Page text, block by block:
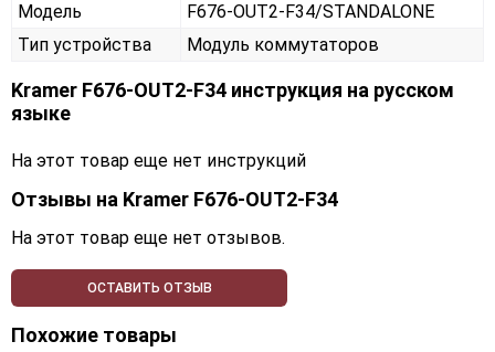
Модель
F676-OUT2-F34/STANDALONE
Тип устройства
Модуль коммутаторов
Kramer F676-OUT2-F34 инструкция на русском
языке
На этот товар еще нет инструкций
Отзывы на Kramer F676-OUT2-F34
На этот товар еще нет отзывов.
ОСТАВИТЬ ОТЗЫВ
Похожие товары